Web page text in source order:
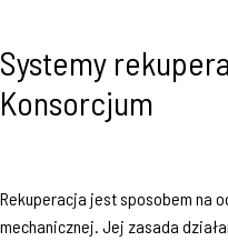
Systemy
Konsorcjum
Rekuperacja jest sposobem na
mechanicznej. Jej zasada